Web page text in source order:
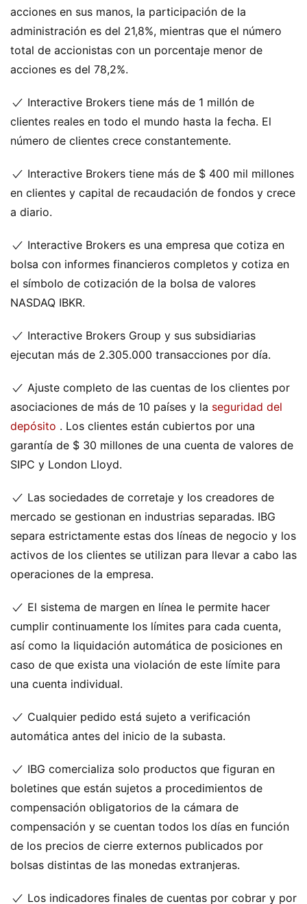
acciones en sus manos, la participación de la
administración es del 21,8%, mientras que el número
total de accionistas con un porcentaje menor de
acciones es del 78,2%.
Interactive Brokers tiene más de 1 millón de
clientes reales en todo el mundo hasta la fecha. El
número de clientes crece constantemente.
Interactive Brokers tiene más de $ 400 mil millones
en clientes y capital de recaudación de fondos y crece
a diario.
Interactive Brokers es una empresa que cotiza en
bolsa con informes financieros completos y cotiza en
el símbolo de cotización de la bolsa de valores
NASDAQ IBKR.
Interactive Brokers Group y sus subsidiarias
ejecutan más de 2.305.000 transacciones por día.
Ajuste completo de las cuentas de los clientes por
asociaciones de más de 10 países y la seguridad del
depósito . Los clientes están cubiertos por una
garantía de $ 30 millones de una cuenta de valores de
SIPC y London Lloyd.
Las sociedades de corretaje y los creadores de
mercado se gestionan en industrias separadas. IBG
separa estrictamente estas dos líneas de negocio y los
activos de los clientes se utilizan para llevar a cabo las
operaciones de la empresa.
El sistema de margen en línea le permite hacer
cumplir continuamente los límites para cada cuenta,
así como la liquidación automática de posiciones en
caso de que exista una violación de este límite para
una cuenta individual.
Cualquier pedido está sujeto a verificación
automática antes del inicio de la subasta.
IBG comercializa solo productos que figuran en
boletines que están sujetos a procedimientos de
compensación obligatorios de la cámara de
compensación y se cuentan todos los días en función
de los precios de cierre externos publicados por
bolsas distintas de las monedas extranjeras.
Los indicadores finales de cuentas por cobrar y por